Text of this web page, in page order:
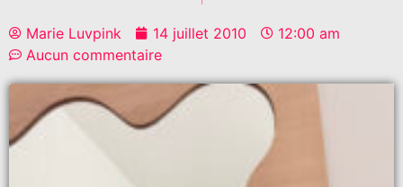
Marie Luvpink 14 juillet 2010
12:00 am
Aucun commentaire